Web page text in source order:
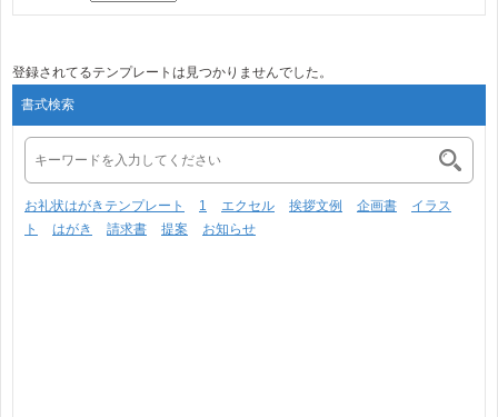
登録されてるテンプレートは見つかりませんでした。
書式検索
お礼状はがきテンプレート 1 エクセル 挨拶文例 企画書
イラス
ト
はがき 請求書 提案 お知らせ